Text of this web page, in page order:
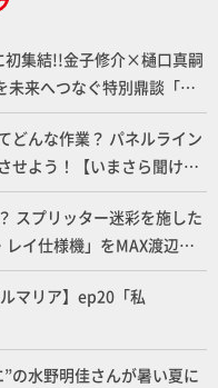
初集結!!金子修介×樋口真嗣
来へつなぐ特別鼎談「ガ
ト FINAL」
どんな作業？ パネルライン
せよう！【いまさら聞けな
彫りとパネルライン】
スプリッター迷彩を施した
レイ仕様機」をMAX渡辺が
】
マリア】ep20「私
の水野明佳さんが暑い夏に